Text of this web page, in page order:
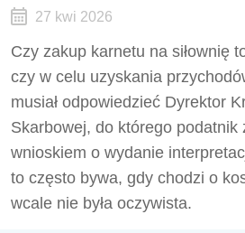
27 kwi 2026
Czy zakup karnetu na siłownię
czy w celu uzyskania
musiał odpowiedzieć Dyrektor
Skarbowej, do którego podatnik
wnioskiem o wydanie
to często bywa, gdy chodzi o
wcale nie była oczywista.